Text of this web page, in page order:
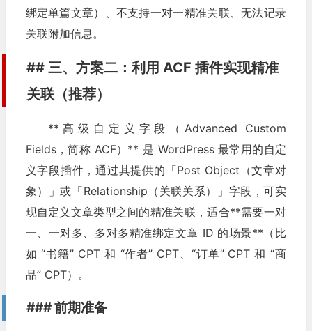
&# x20; => 'term\_id' ,
&#x20; 'terms'
&# x20 ; )
&#x20 ; 'post\_status' => 'publish'
&#x20; );
&# x20 &# x20;
&#
&#x20; &#x20
绑定单篇文章）、不支持一对一精准关联、无法记录
关联附加信息。
## 三、方案二：利用 ACF 插件实现精准
关联（推荐）
**高级自定义字段（Advanced Custom
Fields，简称 ACF）** 是 WordPress 最常用的自定
义字段插件，通过其提供的「Post Object（文章对
象）」或「Relationship（关联关系）」字段，可实
现自定义文章类型之间的精准关联，适合**需要一对
一、一对多、多对多精准绑定文章 ID 的场景**（比
如 “书籍” CPT 和 “作者” CPT、“订单” CPT 和 “商
品” CPT）。
### 前期准备